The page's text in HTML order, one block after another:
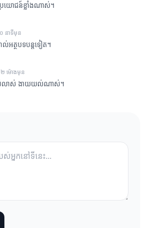
រយោជន៍ខ្លាំងណាស់។
នាទីមុន
ល់អត្ថបទបន្តទៀត។
២ ម៉ោងមុន
ស់លាស់ ងាយយល់ណាស់។